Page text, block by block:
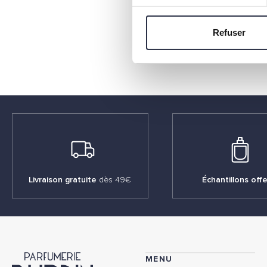
RefuserPour
Livraison gratuite dès 49€ Échantillons
MENU